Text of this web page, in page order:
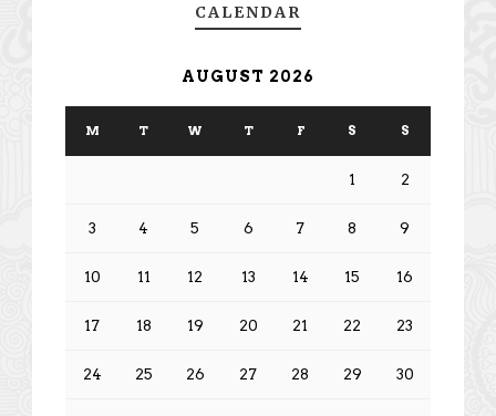
CALENDAR
AUGUST 2026
M T W T F S S
1 2
3 4 5 6 7 8 9
10 11 12 13 14 15 16
17 18 19 20 21 22 23
24 25 26 27 28 29 30